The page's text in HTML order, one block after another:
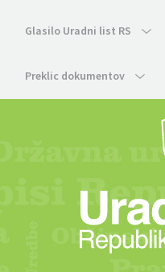
Glasilo Uradni list RS
Preklic dokumentov